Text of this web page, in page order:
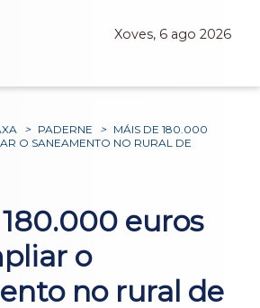
Xoves, 6 ago 2026
> PADERNE > MÁIS DE 180.000
O SANEAMENTO NO RURAL DE
euros
o
no rural de